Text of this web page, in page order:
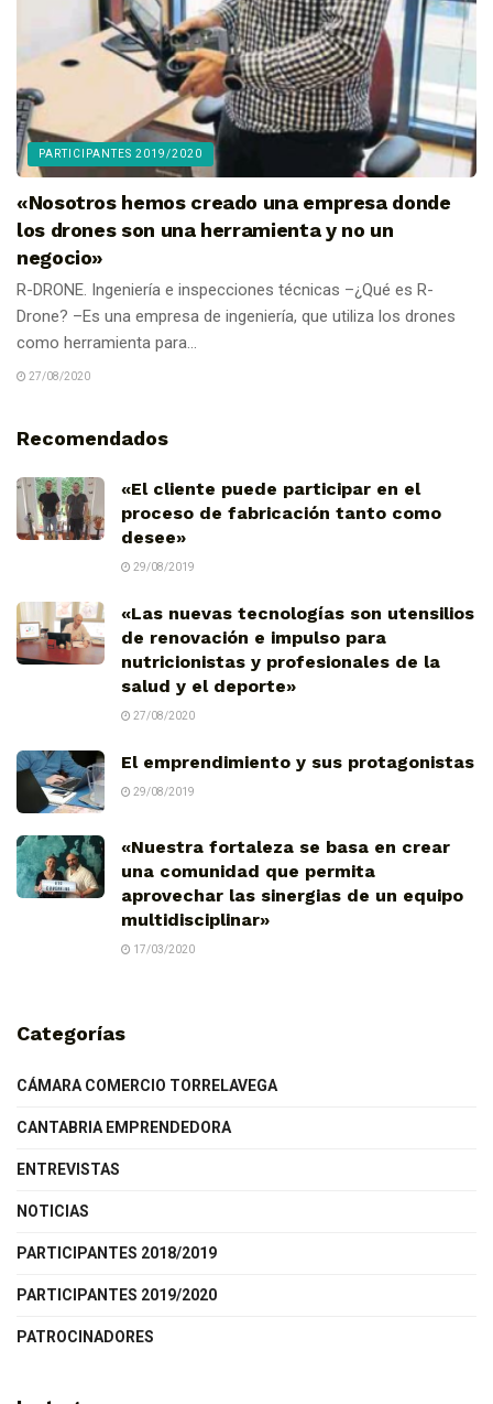
PARTICIPANTES 2019/2020
«Nosotros hemos creado una empresa donde
los drones son una herramienta y no un
negocio»
R-DRONE. Ingeniería e inspecciones técnicas –¿Qué es R-
Drone? –Es una empresa de ingeniería, que utiliza los drones
como herramienta para...
27/08/2020
Recomendados
«El cliente puede participar en el
proceso de fabricación tanto como
desee»
29/08/2019
«Las nuevas tecnologías son utensilios
de renovación e impulso para
nutricionistas y profesionales de la
salud y el deporte»
27/08/2020
El emprendimiento y sus protagonistas
29/08/2019
«Nuestra fortaleza se basa en crear
una comunidad que permita
aprovechar las sinergias de un equipo
multidisciplinar»
17/03/2020
Categorías
CÁMARA COMERCIO TORRELAVEGA
CANTABRIA EMPRENDEDORA
ENTREVISTAS
NOTICIAS
PARTICIPANTES 2018/2019
PARTICIPANTES 2019/2020
PATROCINADORES